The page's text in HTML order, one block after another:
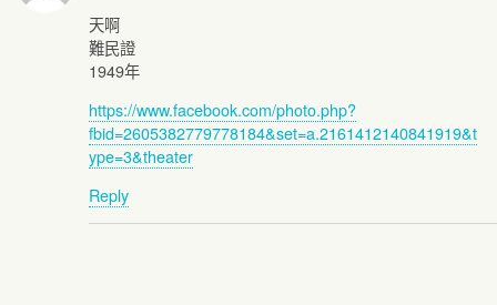
天啊
難民證
1949年
https://www.facebook.com/photo.php?
fbid=2605382779778184&set=a.2161412140841919&t
ype=3&theater
Reply